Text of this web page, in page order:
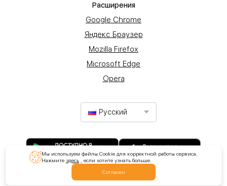
Расширения
Google Chrome
Яндекс Браузер
Mozilla Firefox
Microsoft Edge
Opera
Русский
© 2017-2025 ООО "Продвижение". Все права защищены.
Мы используем файлы Cookie для корректной работы сервиса.
Нажмите здесь
, если хотите узнать больше.
Согласен